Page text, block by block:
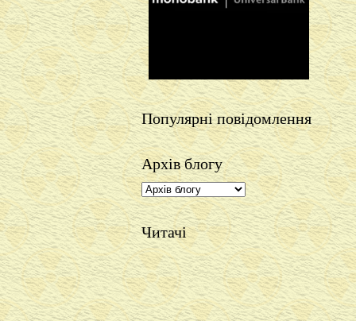
Популярні повідомлення
Архів блогу
Читачі